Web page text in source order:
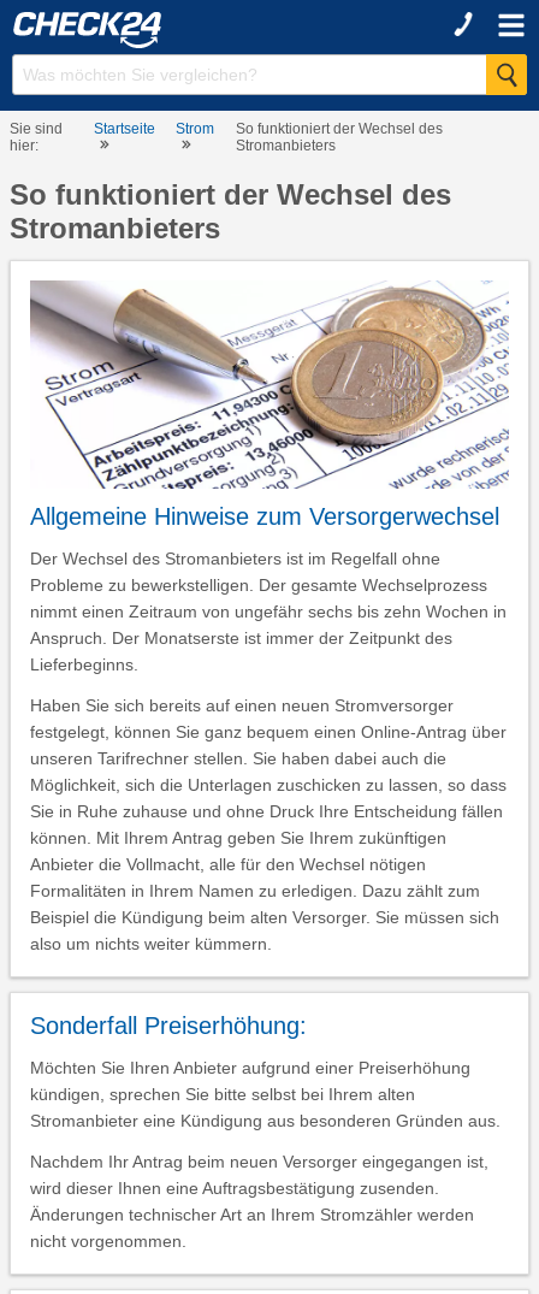
Sie sind
hier:
Startseite Strom
So funktioniert der Wechsel des
Stromanbieters
So funktioniert der Wechsel des
Stromanbieters
Allgemeine Hinweise zum Versorgerwechsel
Der Wechsel des Stromanbieters ist im Regelfall ohne
Probleme zu bewerkstelligen. Der gesamte Wechselprozess
nimmt einen Zeitraum von ungefähr sechs bis zehn Wochen in
Anspruch. Der Monatserste ist immer der Zeitpunkt des
Lieferbeginns.
Haben Sie sich bereits auf einen neuen Stromversorger
festgelegt, können Sie ganz bequem einen Online-Antrag über
unseren Tarifrechner stellen. Sie haben dabei auch die
Möglichkeit, sich die Unterlagen zuschicken zu lassen, so dass
Sie in Ruhe zuhause und ohne Druck Ihre Entscheidung fällen
können. Mit Ihrem Antrag geben Sie Ihrem zukünftigen
Anbieter die Vollmacht, alle für den Wechsel nötigen
Formalitäten in Ihrem Namen zu erledigen. Dazu zählt zum
Beispiel die Kündigung beim alten Versorger. Sie müssen sich
also um nichts weiter kümmern.
Sonderfall Preiserhöhung:
Möchten Sie Ihren Anbieter aufgrund einer Preiserhöhung
kündigen, sprechen Sie bitte selbst bei Ihrem alten
Stromanbieter eine Kündigung aus besonderen Gründen aus.
Nachdem Ihr Antrag beim neuen Versorger eingegangen ist,
wird dieser Ihnen eine Auftragsbestätigung zusenden.
Änderungen technischer Art an Ihrem Stromzähler werden
nicht vorgenommen.